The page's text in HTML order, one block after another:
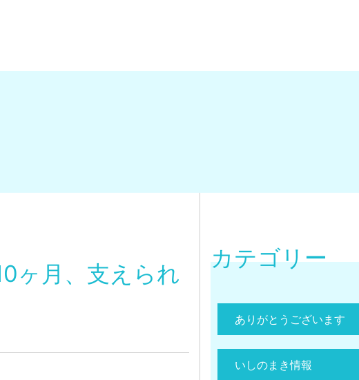
ヶ月、支えられ
カテゴリー
ありがとうございます
いしのまき情報